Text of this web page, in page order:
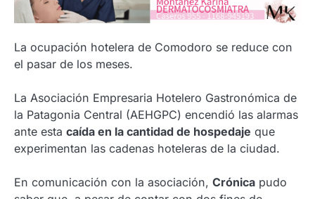
La ocupación hotelera de Comodoro se reduce con
el pasar de los meses.
La Asociación Empresaria Hotelero Gastronómica de
la Patagonia Central (AEHGPC) encendió las alarmas
ante esta caída en la cantidad de hospedaje que
experimentan las cadenas hoteleras de la ciudad.
En comunicación con la asociación, Crónica pudo